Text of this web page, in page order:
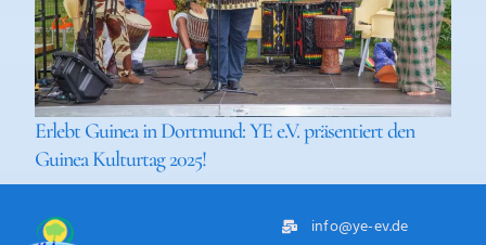
Erlebt Guinea in Dortmund: YE e.V. präsentiert den
Guinea Kulturtag 2025!
info@ye-ev.de